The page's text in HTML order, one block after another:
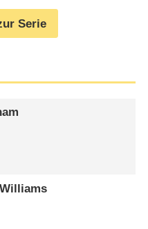
Serie